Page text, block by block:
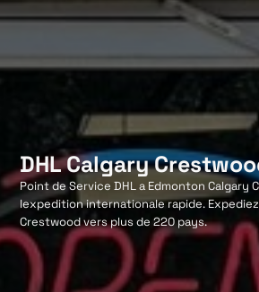
DHL Calgary
Point de Service DHL a Edmonton Calgary
lexpedition internationale rapide. Expediez
Crestwood vers plus de 220 pays.